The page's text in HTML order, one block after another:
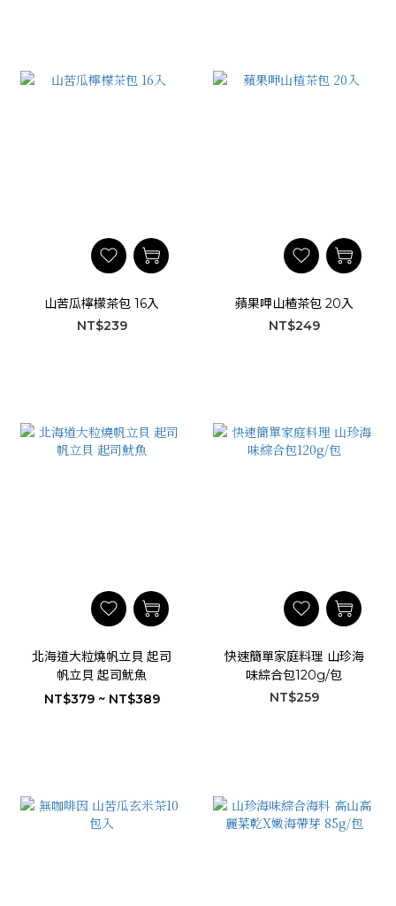
山苦瓜檸檬茶包 16入
NT$239
蘋果呷山楂茶包 20入
NT$249
北海道大粒燒帆立貝 起司
帆立貝 起司魷魚
NT$379 ~ NT$389
快速簡單家庭料理 山珍海
味綜合包120g/包
NT$259